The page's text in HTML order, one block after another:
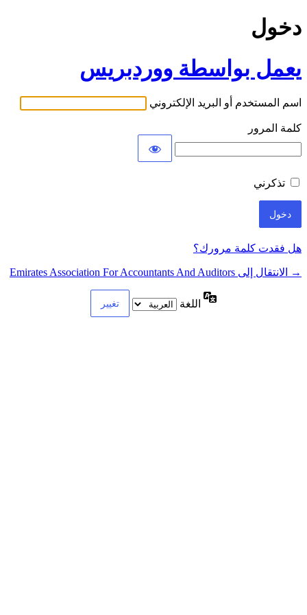
دخول
يعمل بواسطة ووردبريس
اسم المستخدم أو البريد الإلكتروني
كلمة المرور
تذكرني
هل فقدت كلمة مرورك؟
→ الانتقال إلى Emirates Association For Accountants And Auditors
اللغة